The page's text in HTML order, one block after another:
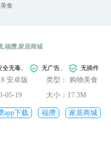
食
,福攒,家居商城
全无毒、 无广告、 无插件
安卓版 类型： 购物美食
05-19
大小：17.3M
app下载 福攒 家居商城